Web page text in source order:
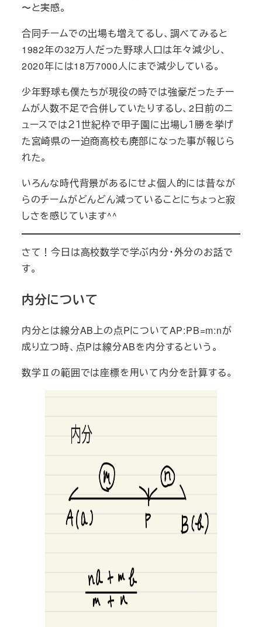
〜と実感。
合同チームでの出場も増えてるし、調べてみると
1982年の32万人だった野球人口は年々減少し、
2020年には18万7000人にまで減少している。
少年野球も僕たちが現役の時では強豪だったチー
ムが人数不足で合併していたりするし、2日前のニ
ュースでは２１世紀枠で甲子園に出場し１勝を挙げ
た宮崎県の一迫商高校も廃部になった事が報じら
れた。
いろんな時代背景があるにせよ個人的には昔なが
らのチームがどんどん減っていることにちょっと寂
しさを感じています^^
さて！今日は高校数学で学ぶ内分・外分のお話で
す。
内分について
内分とは線分AB上の点PについてAP:PB=m:nが
成り立つ時、点Pは線分ABを内分するという。
数学Ⅱの範囲では座標を用いて内分を計算する。